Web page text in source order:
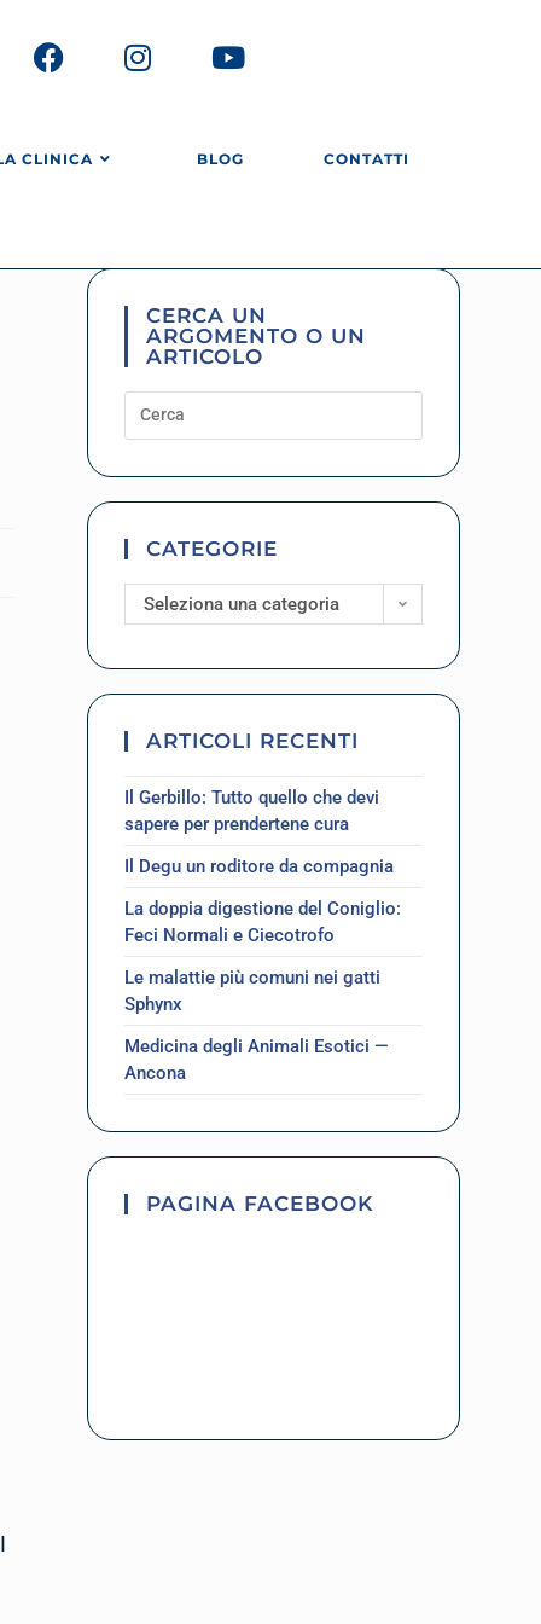
CLINICA BLOG CONTATTI
CERCA UN
ARGOMENTO O UN
ARTICOLO
CATEGORIE
Seleziona una categoria
ARTICOLI RECENTI
Il Gerbillo: Tutto quello che devi
sapere per prendertene cura
Il Degu un roditore da compagnia
La doppia digestione del Coniglio:
Feci Normali e Ciecotrofo
Le malattie più comuni nei gatti
Sphynx
Medicina degli Animali Esotici —
Ancona
PAGINA FACEBOOK